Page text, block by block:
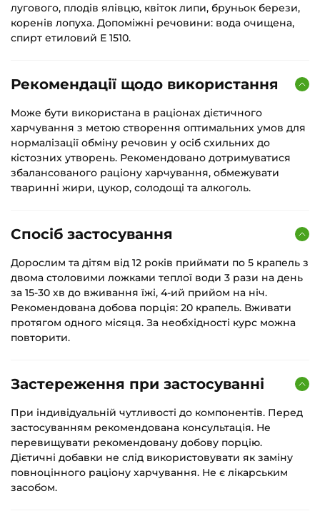
лугового, плодів ялівцю, квіток липи, бруньок берези,
коренів лопуха. Допоміжні речовини: вода очищена,
спирт етиловий Е 1510.
Рекомендації щодо використання
Може бути використана в раціонах дієтичного
харчування з метою створення оптимальних умов для
нормалізації обміну речовин у осіб схильних до
кістозних утворень. Рекомендовано дотримуватися
збалансованого раціону харчування, обмежувати
тваринні жири, цукор, солодощі та алкоголь.
Спосіб застосування
Дорослим та дітям від 12 років приймати по 5 крапель з
двома столовими ложками теплої води 3 рази на день
за 15-30 хв до вживання їжі, 4-ий прийом на ніч.
Рекомендована добова порція: 20 крапель. Вживати
протягом одного місяця. За необхідності курс можна
повторити.
Застереження при застосуванні
При індивідуальній чутливості до компонентів. Перед
застосуванням рекомендована консультація. Не
перевищувати рекомендовану добову порцію.
Дієтичні добавки не слід використовувати як заміну
повноцінного раціону харчування. Не є лікарським
засобом.